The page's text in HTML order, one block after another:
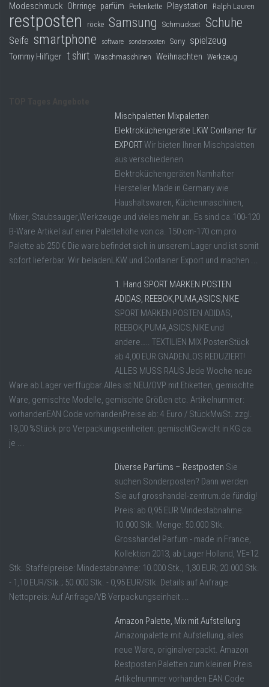
Modeschmuck Ohrringe parfüm Perlenkette Playstation Ralph Lauren
restposten röcke Samsung Schmuckset Schuhe
Seife smartphone software sonderposten Sony spielzeug
Tommy Hilfiger t shirt Waschmaschinen Weihnachten Werkzeug
Mischpaletten Mixpaletten
Elektroküchengeräte LKW Container für
EXPORTWir bieten Ihnen Mischpaletten
aus verschiedenen
Elektroküchengeräten Namhafter
Hersteller Made in Germany wie
Haushaltswaren, Küchenmaschinen,
Mixer, Staubsauger,Werkzeuge und vieles mehr an. Es sind ca.100-120
B-Ware Artikel auf einer Palettehöhe von ca. 150 cm-170 cm pro
Palette ab 250 € Die ware befindet sich in unserem Lager und ist somit
sofort lieferbar. Wir beladenLKW und Container Export und machen ...
1. Hand SPORT MARKEN POSTEN
ADIDAS, REEBOK,PUMA,ASICS,NIKE
SPORT MARKEN POSTEN ADIDAS,
REEBOK,PUMA,ASICS,NIKE und
andere….. TEXTILIEN MIX PostenStück
ab 4,00 EUR GNADENLOS REDUZIERT!
ALLES MUSS RAUS Jede Woche neue
Ware ab Lager verffügbar.Alles ist NEU/OVP mit Etiketten, gemischte
Ware, gemischte Modelle, gemischte Größen etc. Artikelnummer:
vorhandenEAN Code vorhandenPreise ab: 4 Euro / StückMwSt. zzgl.
19,00 %Stück pro Verpackungseinheiten: gemischtGewicht in KG ca.
je ...
Diverse Parfüms – Restposten Sie
suchen Sonderposten? Dann werden
Sie auf grosshandel-zentrum.de fündig!
Preis: ab 0,95 EUR Mindestabnahme:
10.000 Stk. Menge: 50.000 Stk.
Grosshandel Parfum - made in France,
Kollektion 2013, ab Lager Holland, VE=12
Stk. Staffelpreise: Mindestabnahme: 10.000 Stk., 1,30 EUR; 20.000 Stk.
- 1,10 EUR/Stk.; 50.000 Stk. - 0,95 EUR/Stk. Details auf Anfrage.
Nettopreis: Auf Anfrage/VB Verpackungseinheit ...
Amazon Palette, Mix mit Aufstellung
Amazonpalette mit Aufstellung, alles
neue Ware, originalverpackt. Amazon
Restposten Paletten zum kleinen Preis
Artikelnummer vorhanden EAN Code